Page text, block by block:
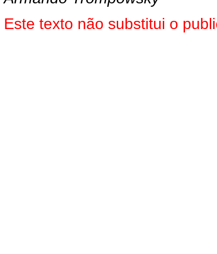
Este texto não substitui o